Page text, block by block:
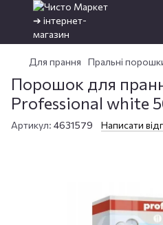
Для прання Пральні
Порошок для
Professional white
Артикул: 4631579 Написати